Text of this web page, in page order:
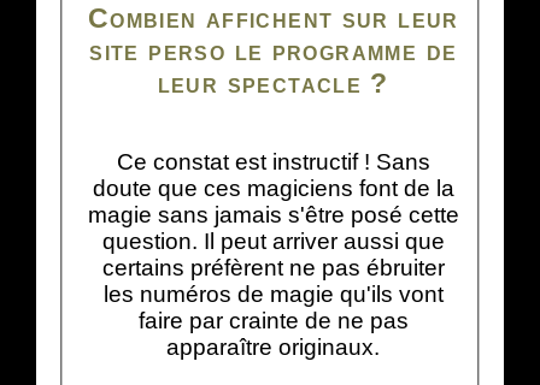
Combien affichent sur leur
site perso le programme de
leur spectacle ?
Ce constat est instructif ! Sans
doute que ces magiciens font de la
magie sans jamais s'être posé cette
question. Il peut arriver aussi que
certains préfèrent ne pas ébruiter
les numéros de magie qu'ils vont
faire par crainte de ne pas
apparaître originaux.